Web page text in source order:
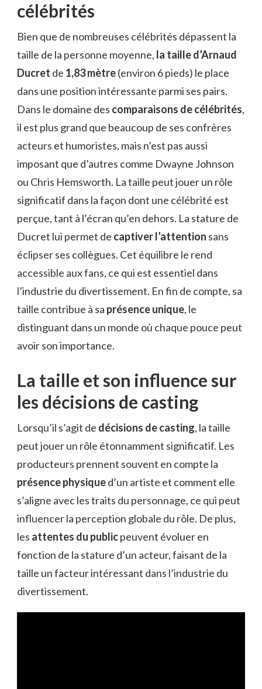
célébrités
Bien que de nombreuses célébrités dépassent la
taille de la personne moyenne, la taille d’Arnaud
Ducret de 1,83 mètre(environ 6 pieds) le place
dans une position intéressante parmi ses pairs.
Dans le domaine des comparaisons de célébrités,
il est plus grand que beaucoup de ses confrères
acteurs et humoristes, mais n’est pas aussi
imposant que d’autres comme Dwayne Johnson
ou Chris Hemsworth. La taille peut jouer un rôle
significatif dans la façon dont une célébrité est
perçue, tant à l’écran qu’en dehors. La stature de
Ducret lui permet de captiver l’attention sans
éclipser ses collègues. Cet équilibre le rend
accessible aux fans, ce qui est essentiel dans
l’industrie du divertissement. En fin de compte, sa
taille contribue à sa présence unique, le
distinguant dans un monde où chaque pouce peut
avoir son importance.
La taille et son influence sur
les décisions de casting
Lorsqu’il s’agit de décisions de casting, la taille
peut jouer un rôle étonnamment significatif. Les
producteurs prennent souvent en compte la
présence physiqued’un artiste et comment elle
s’aligne avec les traits du personnage, ce qui peut
influencer la perception globale du rôle. De plus,
les attentes du publicpeuvent évoluer en
fonction de la stature d’un acteur, faisant de la
taille un facteur intéressant dans l’industrie du
divertissement.